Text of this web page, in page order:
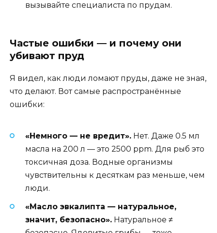
вызывайте специалиста по прудам.
Частые ошибки — и почему они
убивают пруд
Я видел, как люди ломают пруды, даже не зная,
что делают. Вот самые распространённые
ошибки:
«Немного — не вредит». Нет. Даже 0.5 мл
масла на 200 л — это 2500 ppm. Для рыб это
токсичная доза. Водные организмы
чувствительны к десяткам раз меньше, чем
люди.
«Масло эвкалипта — натуральное,
значит, безопасно». Натуральное ≠